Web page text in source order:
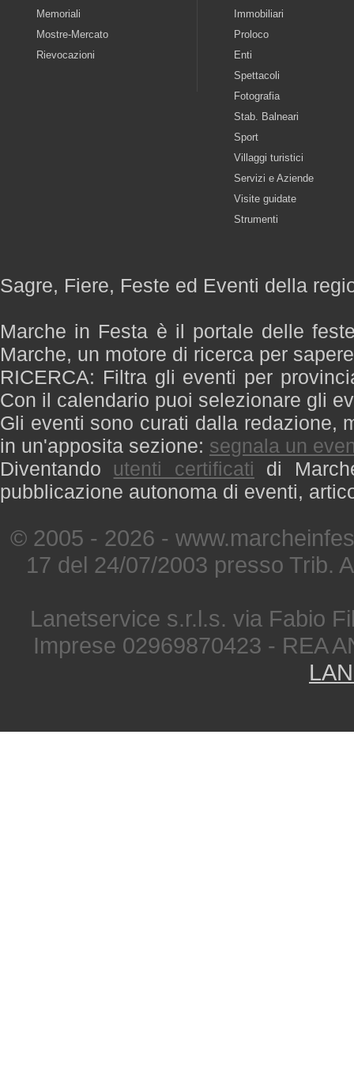
Memoriali
Mostre-Mercato
Rievocazioni
Immobiliari
Proloco
Enti
Spettacoli
Fotografia
Stab. Balneari
Sport
Villaggi turistici
Servizi e Aziende
Visite guidate
Strumenti
Sagre, Fiere, Feste ed Eventi della
Marche in Festa è il portale delle
Marche, un motore di ricerca per
RICERCA: Filtra gli eventi per
Con il calendario puoi selezionare gli
Gli eventi sono curati dalla redazione,
in un'apposita sezione: segnala un
Diventando utenti certificati di
pubblicazione autonoma di eventi,
© 2005 - 2026 -
17 del 24/07/2003 presso Trib.
Lanetservice s.r.l.s. via Fabio
Imprese 02969870423 - REA